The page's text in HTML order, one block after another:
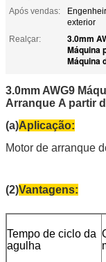
Após vendas:
exterior
Realçar:
3.0mm
Máquina
Máquina
3.0mm AWG9
Arranque A partir
(a)Aplicação:
Motor de arranque
(2)Vantagens:
Tempo de ciclo da
agulha